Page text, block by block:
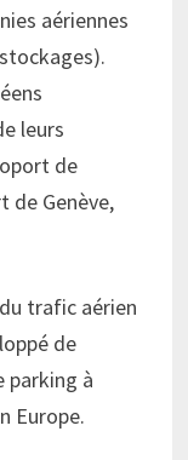
aériennes
leurs
de
de Genève,
trafic aérien
de
parking à
Europe.